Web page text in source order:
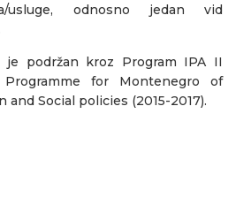
usluge, odnosno jedan vid
je podržan kroz Program IPA II
for Montenegro of
Social policies (2015-2017).